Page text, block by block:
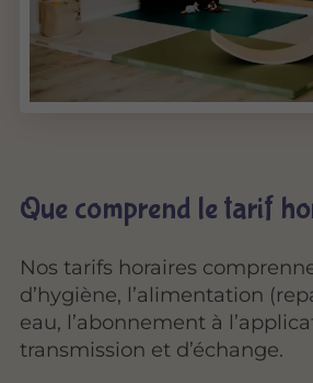
Que comprend le tarif
Nos tarifs horaires
d’hygiène, l’alimentation
eau, l’abonnement à
transmission et d’échange.